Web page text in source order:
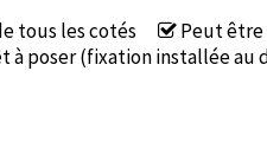
tous les cotés
Peut
à poser (fixation installée au